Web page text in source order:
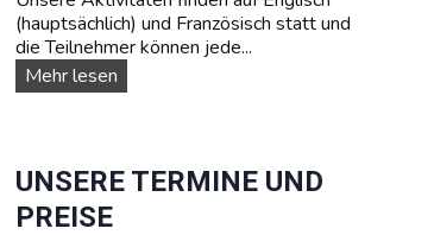
P
I
N
D
S
C
(hauptsächlich) und Französisch statt und
die Teilnehmer können jede...
Mehr lesenU
n
r
e
UNSERE TERMINE UND
PREISE